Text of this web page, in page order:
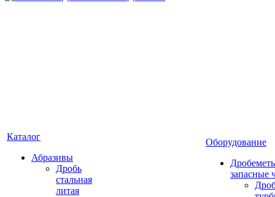
Каталог
Абразивы
Дробь
стальная
литая
Оборудование
запасные